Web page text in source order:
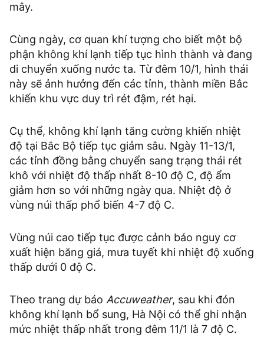
mây.
Cùng ngày, cơ quan khí tượng cho biết một bộ
phận không khí lạnh tiếp tục hình thành và đang
di chuyển xuống nước ta. Từ đêm 10/1, hình thái
này sẽ ảnh hưởng đến các tỉnh, thành miền Bắc
khiến khu vực duy trì rét đậm, rét hại.
Cụ thể, không khí lạnh tăng cường khiến nhiệt
độ tại Bắc Bộ tiếp tục giảm sâu. Ngày 11-13/1,
các tỉnh đồng bằng chuyển sang trạng thái rét
khô với nhiệt độ thấp nhất 8-10 độ C, độ ẩm
giảm hơn so với những ngày qua. Nhiệt độ ở
vùng núi thấp phổ biến 4-7 độ C.
Vùng núi cao tiếp tục được cảnh báo nguy cơ
xuất hiện băng giá, mưa tuyết khi nhiệt độ xuống
thấp dưới 0 độ C.
Theo trang dự báo Accuweather, sau khi đón
không khí lạnh bổ sung, Hà Nội có thể ghi nhận
mức nhiệt thấp nhất trong đêm 11/1 là 7 độ C.